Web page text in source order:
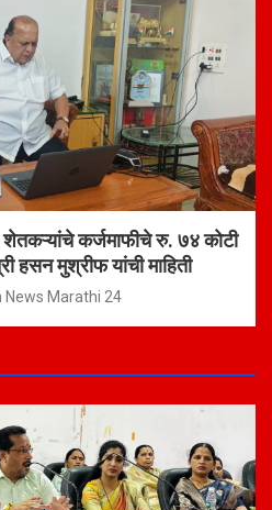
कर्जमाफीचे रु. ७४ कोटी
मुश्रीफ यांची माहिती
News Marathi 24